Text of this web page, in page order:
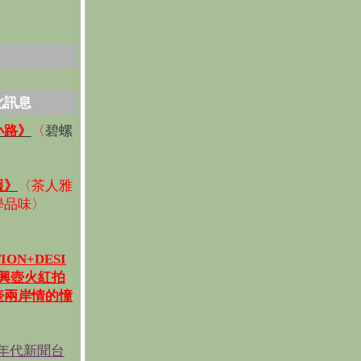
訊息
》 〈碧螺
〈茶人雅
味〉
壺火紅拍
岸情的憧
代新聞台